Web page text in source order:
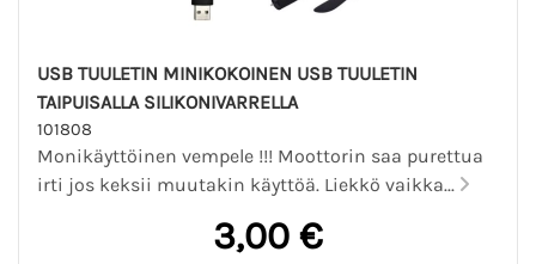
USB TUULETIN MINIKOKOINEN USB TUULETIN
TAIPUISALLA SILIKONIVARRELLA
101808
Monikäyttöinen vempele !!! Moottorin saa purettua
irti jos keksii muutakin käyttöä. Liekkö vaikka...
3,00 €